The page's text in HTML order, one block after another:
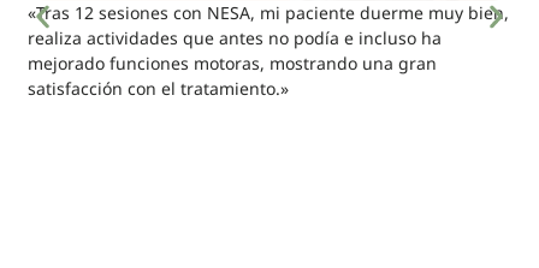
«Tras 12 sesiones con NESA, mi paciente duerme muy bien,
realiza actividades que antes no podía e incluso ha
mejorado funciones motoras, mostrando una gran
satisfacción con el tratamiento.»